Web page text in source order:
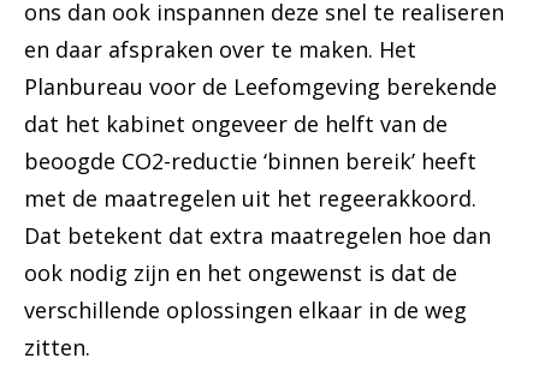
ons dan ook inspannen deze snel te realiseren
en daar afspraken over te maken. Het
Planbureau voor de Leefomgeving berekende
dat het kabinet ongeveer de helft van de
beoogde CO2-reductie ‘binnen bereik’ heeft
met de maatregelen uit het regeerakkoord.
Dat betekent dat extra maatregelen hoe dan
ook nodig zijn en het ongewenst is dat de
verschillende oplossingen elkaar in de weg
zitten.